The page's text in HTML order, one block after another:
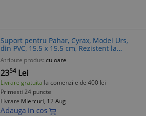
Suport pentru Pahar, Cyrax, Model Urs,
din PVC, 15.5 x 15.5 cm, Rezistent la
Caldura, Maro
Atribute produs: culoare
2354 Lei
Livrare gratuita la comenzile de 400 lei
Primesti 24 puncte
Livrare Miercuri, 12 Aug
Adauga in cos